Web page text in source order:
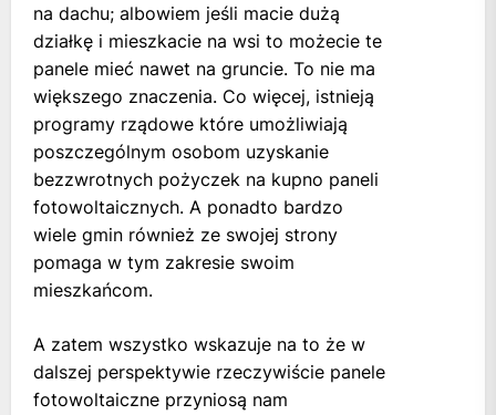
na dachu; albowiem jeśli macie dużą
działkę i mieszkacie na wsi to możecie te
panele mieć nawet na gruncie. To nie ma
większego znaczenia. Co więcej, istnieją
programy rządowe które umożliwiają
poszczególnym osobom uzyskanie
bezzwrotnych pożyczek na kupno paneli
fotowoltaicznych. A ponadto bardzo
wiele gmin również ze swojej strony
pomaga w tym zakresie swoim
mieszkańcom.
A zatem wszystko wskazuje na to że w
dalszej perspektywie rzeczywiście panele
fotowoltaiczne przyniosą nam